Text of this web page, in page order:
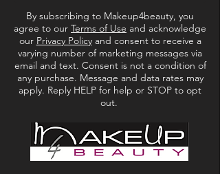
Sulfaten Vrij
Ftalaatvrij
Glutenvrij
HOE TE GEBRUIKEN:
1. Prime de oogleden met Moira Eyeshadow
penselen voor het beste kleurpigment en gebruik
luchtigere penselen om te blenden.
3. Gebruik kleine, schuine penselen om de ogen
By subscribing to Makeup4beauty, you
agree to our Terms of Use and acknowledge
our Privacy Policyand consent to receive a
varying number of marketing messages via
email and text. Consent is not a condition of
any purchase. Message and data rates may
apply. Reply HELP for help or STOP to opt
out.